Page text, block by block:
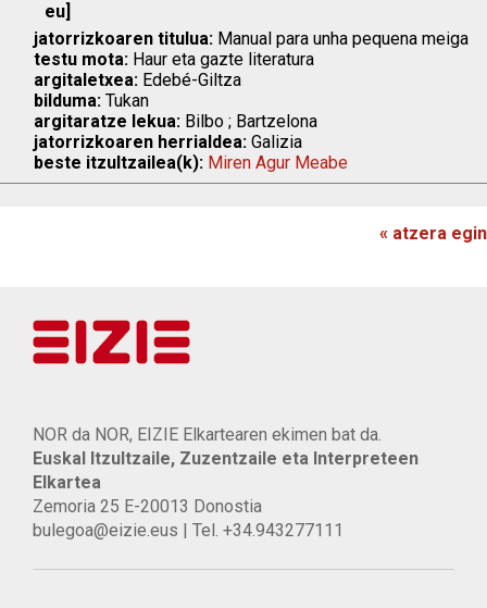
eu]
jatorrizkoaren titulua: Manual para unha pequena meiga
testu mota: Haur eta gazte literatura
argitaletxea: Edebé-Giltza
bilduma: Tukan
argitaratze lekua: Bilbo ; Bartzelona
jatorrizkoaren herrialdea: Galizia
beste itzultzailea(k): Miren Agur Meabe
« atzera egin
NOR da NOR, EIZIE Elkartearen ekimen bat da.
Euskal Itzultzaile, Zuzentzaile eta Interpreteen
Elkartea
Zemoria 25 E-20013 Donostia
bulegoa@eizie.eus | Tel. +34.943277111